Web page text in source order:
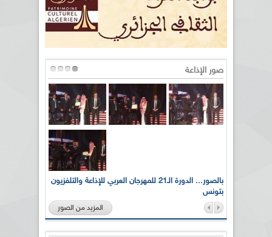
صور الإذاعة
بالصور... الدورة الـ21 للمهرجان العربي للإذاعة والتلفزيون
بتونس
المزيد من الصور